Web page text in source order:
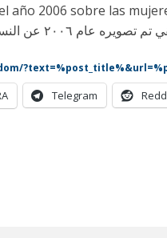
año 2006 sobre las
Telegram